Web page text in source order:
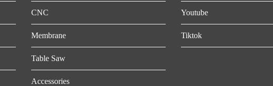
CNC
Membrane
Table Saw
Accessories
Youtube
Tiktok